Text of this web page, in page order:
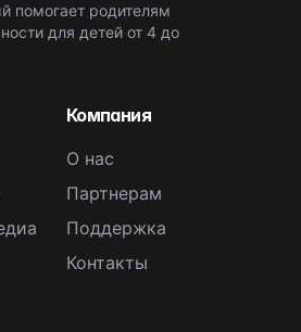
помогает родителям
для детей от 4 до
Компания
О нас
Партнерам
Поддержка
Контакты